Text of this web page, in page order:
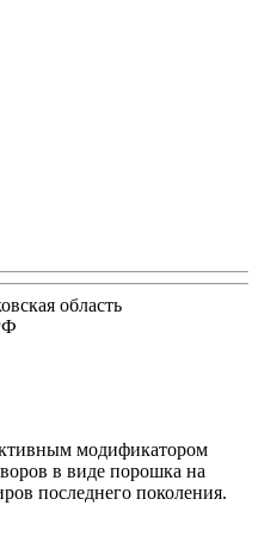
область
модификатором
в виде порошка на
последнего поколения.